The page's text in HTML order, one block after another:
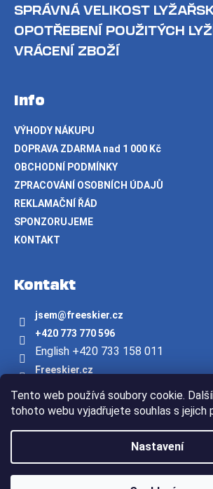
Tento web používá soubory cookie.
tohoto webu vyjadřujete souhlas s jejich
Nastavení
SPRÁVNÁ VELIKOST
OPOTŘEBENÍ POUŽITÝCH
VRÁCENÍ ZBOŽÍ
Info
VÝHODY NÁKUPU
DOPRAVA ZDARMA nad 1 000 Kč
OBCHODNÍ PODMÍNKY
ZPRACOVÁNÍ OSOBNÍCH ÚDAJŮ
REKLAMAČNÍ ŘÁD
SPONZORUJEME
KONTAKT
Kontakt
jsem@freeskier.cz
+420 773 770 596
English +420 733 158 011
Freeskier.cz
Youtube/freeskier.cz
Vytvořil Shoptet
Copyright 2026Freeskier.cz.